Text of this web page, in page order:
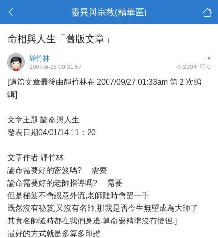
靈異與宗教(精華區)
命相與人生「舊版文章」
1#
靜竹林
2304 0
2007-9-26 00:31:57
[這篇文章最後由靜竹林在 2007/09/27 01:33am 第 2 次編
輯]
文章主題 論命與人生
發表日期04/01/14 11：20
文章作者 靜竹林
論命需要好的密笈嗎? 需要
論命需要好的老師指導嗎? 需要
但是秘笈不會認意外流,老師隨時會留一手
既然沒有秘笈,又沒有名師,那我是否今生無望成為大師了
其實名師隨時都在我們身邊,算命要精準沒有捷徑.]
最好的方式就是多算多印證